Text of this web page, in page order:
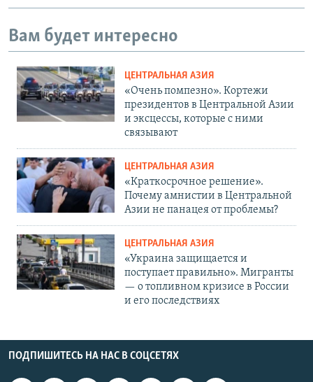
Вам будет интересно
ЦЕНТРАЛЬНАЯ АЗИЯ
«Очень помпезно». Кортежи
президентов в Центральной Азии
и эксцессы, которые с ними
связывают
ЦЕНТРАЛЬНАЯ АЗИЯ
«Краткосрочное решение».
Почему амнистии в Центральной
Азии не панацея от проблемы?
ЦЕНТРАЛЬНАЯ АЗИЯ
«Украина защищается и
поступает правильно». Мигранты
— о топливном кризисе в России
и его последствиях
ПОДПИШИТЕСЬ НА НАС В СОЦСЕТЯХ